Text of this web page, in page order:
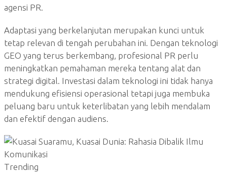
agensi PR.
Adaptasi yang berkelanjutan merupakan kunci untuk
tetap relevan di tengah perubahan ini. Dengan teknologi
GEO yang terus berkembang, profesional PR perlu
meningkatkan pemahaman mereka tentang alat dan
strategi digital. Investasi dalam teknologi ini tidak hanya
mendukung efisiensi operasional tetapi juga membuka
peluang baru untuk keterlibatan yang lebih mendalam
dan efektif dengan audiens.
Trending